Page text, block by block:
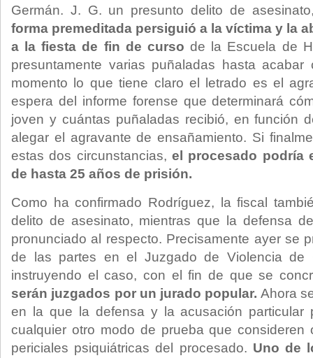
Germán. J. G. un presunto delito de
forma premeditada persiguió a la víctima y la
a la fiesta de fin de curso de la Escuela de
presuntamente varias puñaladas hasta
momento lo que tiene claro el letrado es el
espera del informe forense que determinará
joven y cuántas puñaladas recibió, en función
alegar el agravante de ensañamiento. Si
estas dos circunstancias, el procesado podría
de hasta 25 años de prisión.
Como ha confirmado Rodríguez, la fiscal
delito de asesinato, mientras que la defensa
pronunciado al respecto. Precisamente ayer se
de las partes en el Juzgado de Violencia de
instruyendo el caso, con el fin de que se
serán juzgados por un jurado popular. Ahora
en la que la defensa y la acusación particular
cualquier otro modo de prueba que consideren
periciales psiquiátricas del procesado. Uno de